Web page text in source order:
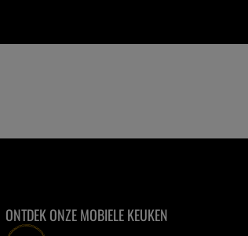
ONTDEK ONZE MOBIELE KEUKEN